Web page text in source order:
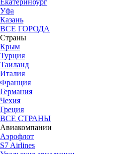
Уфа
Казань
ВСЕ ГОРОДА
Страны
Крым
Турция
Таиланд
Италия
Франция
Германия
Чехия
Греция
ВСЕ СТРАНЫ
Авиакомпании
Аэрофлот
S7 Airlines